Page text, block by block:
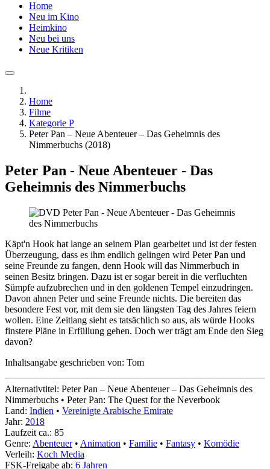
Home
Neu im Kino
Heimkino
Neu bei uns
Neue Kritiken
Home
Filme
Kategorie P
Peter Pan – Neue Abenteuer – Das Geheimnis des
Nimmerbuchs (2018)
Peter Pan - Neue Abenteuer - Das
Geheimnis des Nimmerbuchs
Käpt'n Hook hat lange an seinem Plan gearbeitet und ist der festen
Überzeugung, dass es ihm endlich gelingen wird Peter Pan und
seine Freunde zu fangen, denn Hook will das Nimmerbuch in
seinen Besitz bringen. Dazu ist er sogar bereit in die verfluchten
Sümpfe aufzubrechen und in den goldenen Tempel einzudringen.
Davon ahnen Peter und seine Freunde nichts. Die bereiten das
besondere Fest vor, mit dem sie den längsten Tag des Jahres feiern
wollen. Eine Zeitlang sieht es tatsächlich so aus, als würde Hooks
finstere Pläne in Erfüllung gehen. Doch wer trägt am Ende den Sieg
davon?
Inhaltsangabe geschrieben von: Tom
Alternativtitel: Peter Pan – Neue Abenteuer – Das Geheimnis des
Nimmerbuchs • Peter Pan: The Quest for the Neverbook
Land: Indien • Vereinigte Arabische Emirate
Jahr: 2018
Laufzeit ca.: 85
Genre: Abenteuer• Animation • Familie • Fantasy • Komödie
Verleih: Koch Media
FSK-Freigabe ab: 6 Jahren